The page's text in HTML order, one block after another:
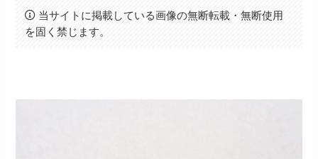
当サイトに掲載している画像の無断転載・無断使用
を固く禁じます。